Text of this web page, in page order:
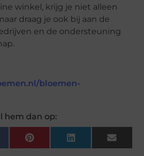
winkel, krijg je niet alleen
draag je ook bij aan de
en de ondersteuning
bloemen-
hem dan op:
PinterestLinkedInEmail